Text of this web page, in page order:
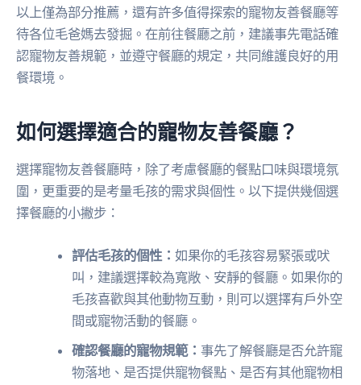
以上僅為部分推薦，還有許多值得探索的寵物友善餐廳等
待各位毛爸媽去發掘。在前往餐廳之前，建議事先電話確
認寵物友善規範，並遵守餐廳的規定，共同維護良好的用
餐環境。
如何選擇適合的寵物友善餐廳？
選擇寵物友善餐廳時，除了考慮餐廳的餐點口味與環境氛
圍，更重要的是考量毛孩的需求與個性。以下提供幾個選
擇餐廳的小撇步：
評估毛孩的個性：如果你的毛孩容易緊張或吠
叫，建議選擇較為寬敞、安靜的餐廳。如果你的
毛孩喜歡與其他動物互動，則可以選擇有戶外空
間或寵物活動的餐廳。
確認餐廳的寵物規範：事先了解餐廳是否允許寵
物落地、是否提供寵物餐點、是否有其他寵物相